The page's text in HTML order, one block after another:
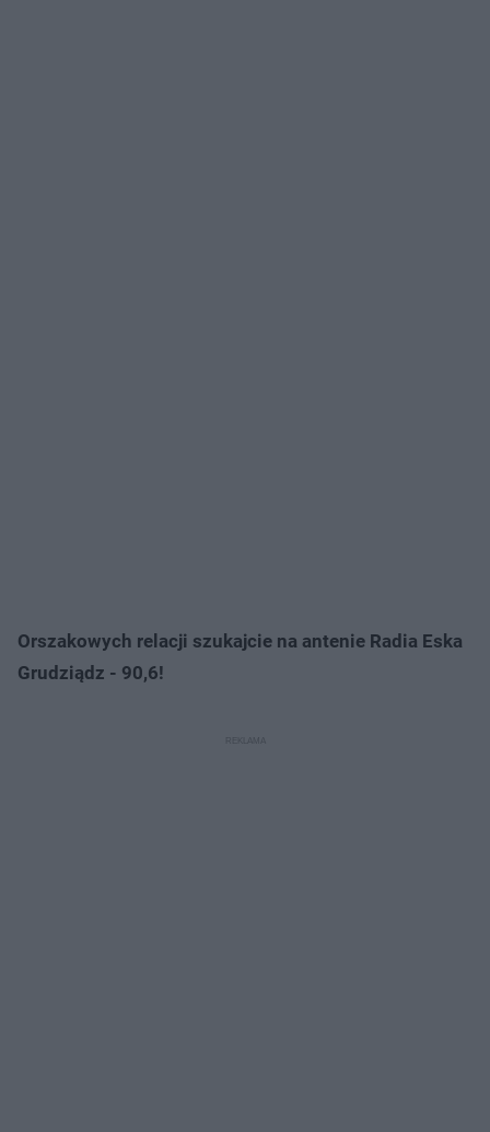
Orszakowych relacji szukajcie na antenie Radia Eska
Grudziądz - 90,6!